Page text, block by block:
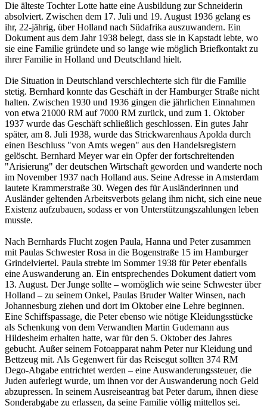
Die älteste Tochter Lotte hatte eine Ausbildung zur Schneiderin
absolviert. Zwischen dem 17. Juli und 19. August 1936 gelang es
ihr, 22-jährig, über Holland nach Südafrika auszuwandern. Ein
Dokument aus dem Jahr 1938 belegt, dass sie in Kapstadt lebte, wo
sie eine Familie gründete und so lange wie möglich Briefkontakt zu
ihrer Familie in Holland und Deutschland hielt.
Die Situation in Deutschland verschlechterte sich für die Familie
stetig. Bernhard konnte das Geschäft in der Hamburger Straße nicht
halten. Zwischen 1930 und 1936 gingen die jährlichen Einnahmen
von etwa 21000 RM auf 7000 RM zurück, und zum 1. Oktober
1937 wurde das Geschäft schließlich geschlossen. Ein gutes Jahr
später, am 8. Juli 1938, wurde das Strickwarenhaus Apolda durch
einen Beschluss "von Amts wegen" aus den Handelsregistern
gelöscht. Bernhard Meyer war ein Opfer der fortschreitenden
"Arisierung" der deutschen Wirtschaft geworden und wanderte noch
im November 1937 nach Holland aus. Seine Adresse in Amsterdam
lautete Krammerstraße 30. Wegen des für Ausländerinnen und
Ausländer geltenden Arbeitsverbots gelang ihm nicht, sich eine neue
Existenz aufzubauen, sodass er von Unterstützungszahlungen leben
musste.
Nach Bernhards Flucht zogen Paula, Hanna und Peter zusammen
mit Paulas Schwester Rosa in die Bogenstraße 15 im Hamburger
Grindelviertel. Paula strebte im Sommer 1938 für Peter ebenfalls
eine Auswanderung an. Ein entsprechendes Dokument datiert vom
13. August. Der Junge sollte – womöglich wie seine Schwester über
Holland – zu seinem Onkel, Paulas Bruder Walter Winsen, nach
Johannesburg ziehen und dort im Oktober eine Lehre beginnen.
Eine Schiffspassage, die Peter ebenso wie nötige Kleidungsstücke
als Schenkung von dem Verwandten Martin Gudemann aus
Hildesheim erhalten hatte, war für den 5. Oktober des Jahres
gebucht. Außer seinem Fotoapparat nahm Peter nur Kleidung und
Bettzeug mit. Als Gegenwert für das Reisegut sollten 374 RM
Dego-Abgabe entrichtet werden – eine Auswanderungssteuer, die
Juden auferlegt wurde, um ihnen vor der Auswanderung noch Geld
abzupressen. In seinem Ausreiseantrag bat Peter darum, ihnen diese
Sonderabgabe zu erlassen, da seine Familie völlig mittellos sei.